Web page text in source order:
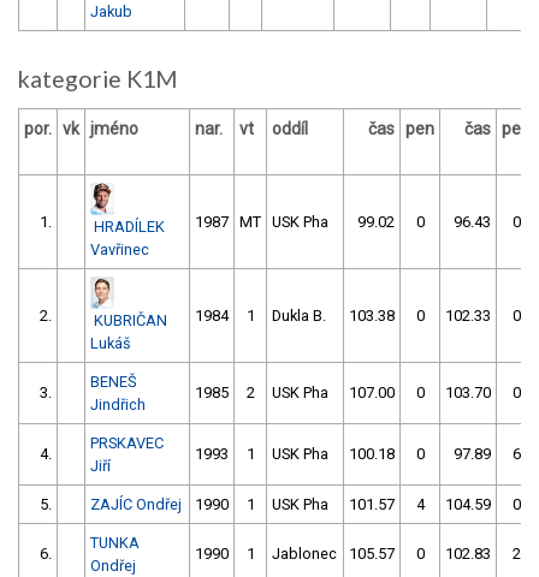
Jakub
kategorie K1M
por. vk jméno nar. vt oddíl čas pen čas pen
1.
HRADÍLEK
Vavřinec
1987 MT USK Pha 99.02 0 96.43 0
2.
KUBRIČAN
Lukáš
1984 1 Dukla B. 103.38 0 102.33 0
3.
BENEŠ
Jindřich
1985 2 USK Pha 107.00 0 103.70 0
4.
PRSKAVEC
Jiří
1993 1 USK Pha 100.18 0 97.89 6
5. ZAJÍC Ondřej 1990 1 USK Pha 101.57 4 104.59 0
6.
TUNKA
Ondřej
1990 1 Jablonec 105.57 0 102.83 2